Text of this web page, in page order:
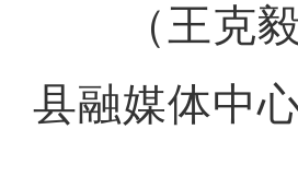
（王克毅
县融媒体中心